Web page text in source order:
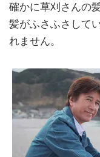
確かに草刈さんの
髪がふさふさして
れません。